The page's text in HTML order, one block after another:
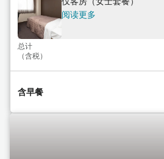
阅读更多
总计
（含税）
含早餐